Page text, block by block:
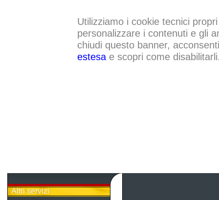
Utilizziamo i cookie tecnici
personalizzare i contenuti e gli
chiudi questo banner,
estesae scopri come
Altri servizi